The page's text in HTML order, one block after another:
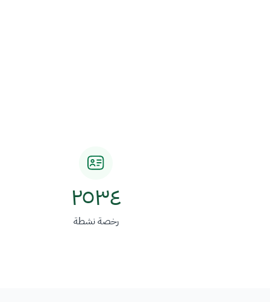
Image
٢٥٣٤
رخصة نشطة